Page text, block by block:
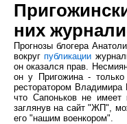
них
Прогнозы блогера
вокругпубликации
он оказался прав.
он у Пригожина -
ресторатором
что Сапоньков не имеет
заглянув на сайт "ЖП",
его "нашим военкором".